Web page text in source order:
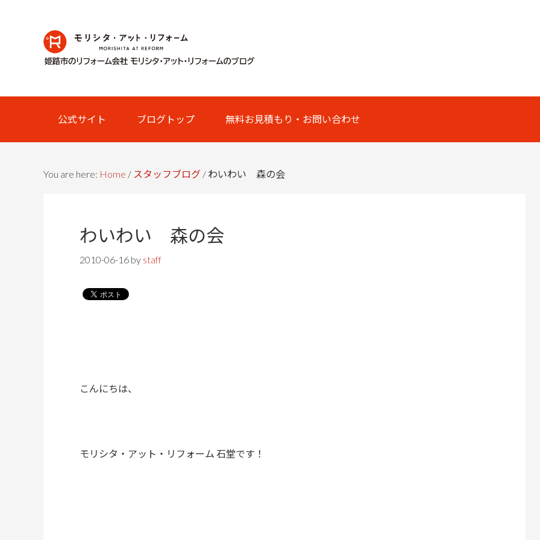
navigation
公式サイト ブログトップ 無料お見積もり・お問い合わせ
You are here: Home / スタッフブログ / わいわい 森の会
わいわい 森の会
2010-06-16 by staff
こんにちは、
モリシタ・アット・リフォーム 石堂です！